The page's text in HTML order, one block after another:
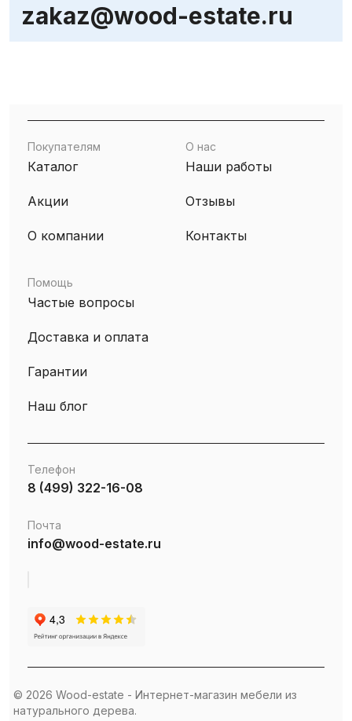
zakaz@wood-estate.ru
Покупателям
Каталог
Акции
О компании
О нас
Наши работы
Отзывы
Контакты
Помощь
Частые вопросы
Доставка и оплата
Гарантии
Наш блог
Телефон
8 (499) 322-16-08
Почта
info@wood-estate.ru
© 2026 Wood-estate - Интернет-магазин мебели из
натурального дерева.